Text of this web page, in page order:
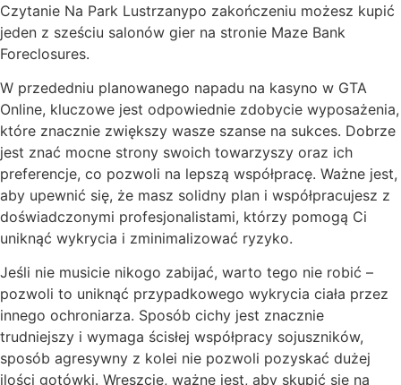
Czytanie Na Park Lustrzanypo zakończeniu możesz kupić
jeden z sześciu salonów gier na stronie Maze Bank
Foreclosures.
W przededniu planowanego napadu na kasyno w GTA
Online, kluczowe jest odpowiednie zdobycie wyposażenia,
które znacznie zwiększy wasze szanse na sukces. Dobrze
jest znać mocne strony swoich towarzyszy oraz ich
preferencje, co pozwoli na lepszą współpracę. Ważne jest,
aby upewnić się, że masz solidny plan i współpracujesz z
doświadczonymi profesjonalistami, którzy pomogą Ci
uniknąć wykrycia i zminimalizować ryzyko.
Jeśli nie musicie nikogo zabijać, warto tego nie robić –
pozwoli to uniknąć przypadkowego wykrycia ciała przez
innego ochroniarza. Sposób cichy jest znacznie
trudniejszy i wymaga ścisłej współpracy sojuszników,
sposób agresywny z kolei nie pozwoli pozyskać dużej
ilości gotówki. Wreszcie, ważne jest, aby skupić się na